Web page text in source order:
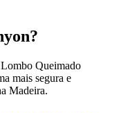
Queimado
mais segura e
Madeira.